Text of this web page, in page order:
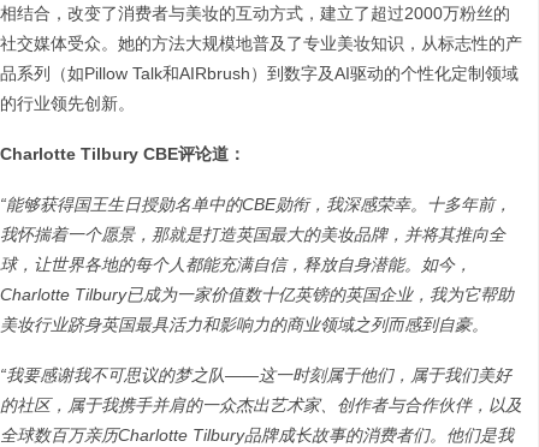
相结合，改变了消费者与美妆的互动方式，建立了超过2000万粉丝的
社交媒体受众。她的方法大规模地普及了专业美妆知识，从标志性的产
品系列（如Pillow Talk和AIRbrush）到数字及AI驱动的个性化定制领域
的行业领先创新。
Charlotte Tilbury CBE评论道：
“能够获得国王生日授勋名单中的CBE勋衔，我深感荣幸。十多年前，
我怀揣着一个愿景，那就是打造英国最大的美妆品牌，并将其推向全
球，让世界各地的每个人都能充满自信，释放自身潜能。如今，
Charlotte Tilbury已成为一家价值数十亿英镑的英国企业，我为它帮助
美妆行业跻身英国最具活力和影响力的商业领域之列而感到自豪。
“我要感谢我不可思议的梦之队——这一时刻属于他们，属于我们美好
的社区，属于我携手并肩的一众杰出艺术家、创作者与合作伙伴，以及
全球数百万亲历Charlotte Tilbury品牌成长故事的消费者们。他们是我